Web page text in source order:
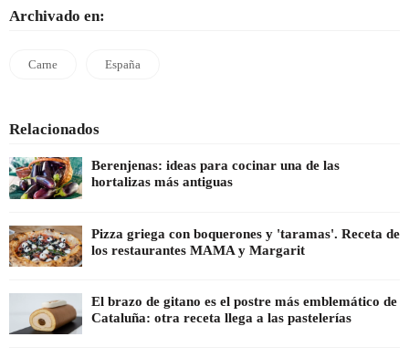
Archivado en:
Carne España
Relacionados
Berenjenas: ideas para cocinar una de las
hortalizas más antiguas
Pizza griega con boquerones y 'taramas'. Receta de
los restaurantes MAMA y Margarit
El brazo de gitano es el postre más emblemático de
Cataluña: otra receta llega a las pastelerías